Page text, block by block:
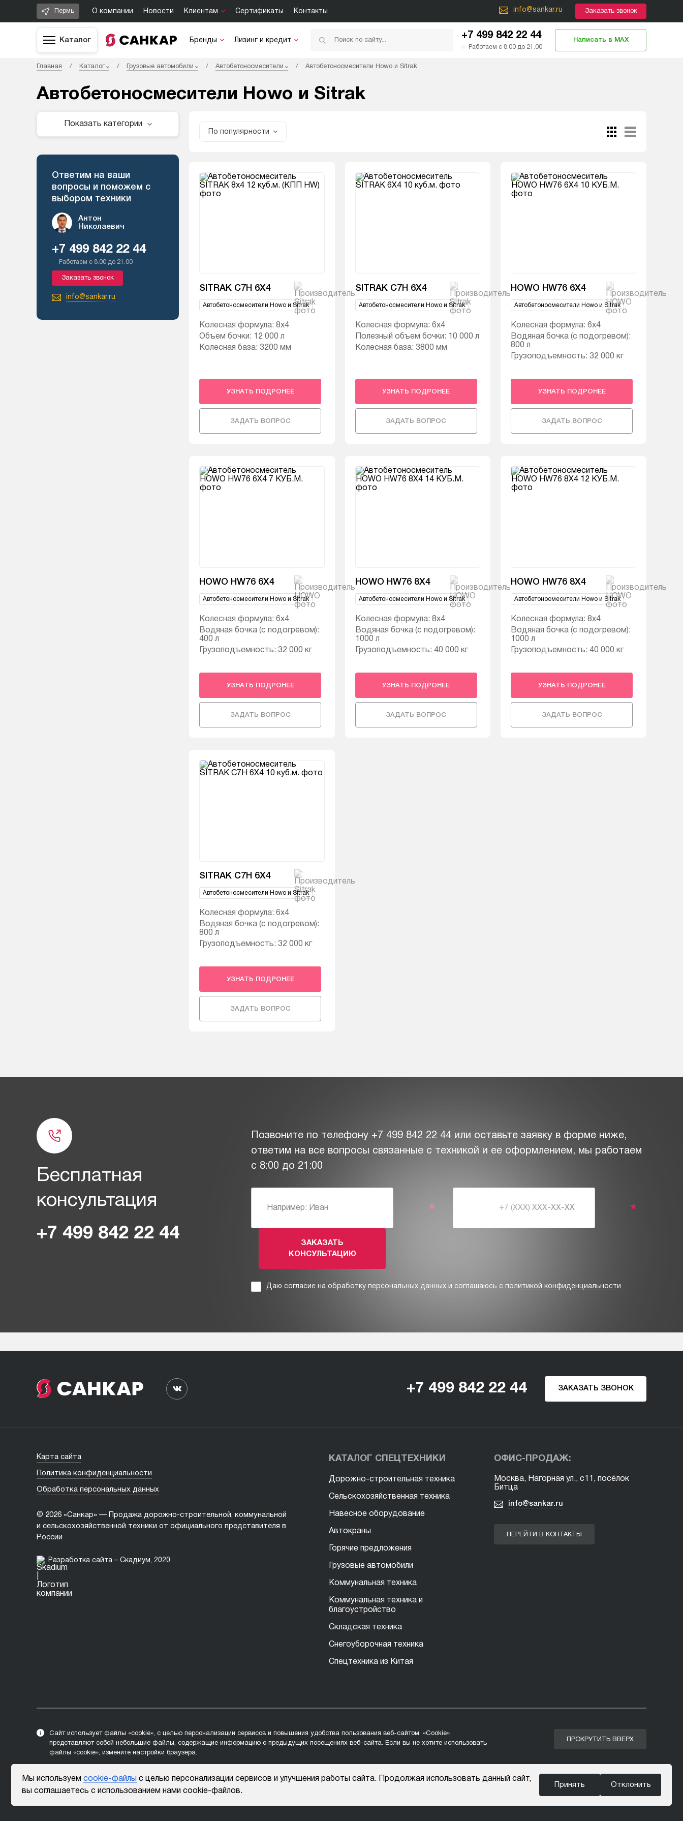
Пермь О компании Новости Клиентам Сертификаты Контакты info@sankar.ru Заказать звонок
Каталог Бренды Лизинг и кредит +7 499 842 22 44
Работаем с 8.00 до 21.00
Написать в MAX
Главная / Каталог / Грузовые автомобили / Автобетоносмесители / Автобетоносмесители Howo и Sitrak
Автобетоносмесители Howo и Sitrak
Показать категории
Ответим на ваши
вопросы и поможем с
выбором техники
Антон
Николаевич
+7 499 842 22 44
Работаем с 8.00 до 21.00
Заказать звонок
info@sankar.ru
По популярности
SITRAK C7H 6X4
Автобетоносмесители Howo и Sitrak
Колесная формула: 8х4
Объем бочки: 12 000 л
Колесная база: 3200 мм
УЗНАТЬ ПОДРОНЕЕ
ЗАДАТЬ ВОПРОС
SITRAK C7H 6X4
Автобетоносмесители Howo и Sitrak
Колесная формула: 6х4
Полезный объем бочки: 10 000 л
Колесная база: 3800 мм
УЗНАТЬ ПОДРОНЕЕ
ЗАДАТЬ ВОПРОС
HOWO HW76 6X4
Автобетоносмесители Howo и Sitrak
Колесная формула: 6х4
Водяная бочка (с подогревом):
800 л
Грузоподъемность: 32 000 кг
УЗНАТЬ ПОДРОНЕЕ
ЗАДАТЬ ВОПРОС
HOWO HW76 6X4
Автобетоносмесители Howo и Sitrak
Колесная формула: 6х4
Водяная бочка (с подогревом):
400 л
Грузоподъемность: 32 000 кг
УЗНАТЬ ПОДРОНЕЕ
ЗАДАТЬ ВОПРОС
HOWO HW76 8X4
Автобетоносмесители Howo и Sitrak
Колесная формула: 8х4
Водяная бочка (с подогревом):
1000 л
Грузоподъемность: 40 000 кг
УЗНАТЬ ПОДРОНЕЕ
ЗАДАТЬ ВОПРОС
HOWO HW76 8X4
Автобетоносмесители Howo и Sitrak
Колесная формула: 8х4
Водяная бочка (с подогревом):
1000 л
Грузоподъемность: 40 000 кг
УЗНАТЬ ПОДРОНЕЕ
ЗАДАТЬ ВОПРОС
SITRAK C7H 6X4
Автобетоносмесители Howo и Sitrak
Колесная формула: 6х4
Водяная бочка (с подогревом):
800 л
Грузоподъемность: 32 000 кг
УЗНАТЬ ПОДРОНЕЕ
ЗАДАТЬ ВОПРОС
Бесплатная
консультация
+7 499 842 22 44
Позвоните по телефону +7 499 842 22 44 или оставьте заявку в форме ниже,
ответим на все вопросы связанные с техникой и ее оформлением, мы работаем
с 8:00 до 21:00
* *
Даю согласие на обработкуперсональных данных и соглашаюсь с политикой конфиденциальности
ЗАКАЗАТЬ
КОНСУЛЬТАЦИЮ
+7 499 842 22 44 ЗАКАЗАТЬ ЗВОНОК
Карта сайта
Политика конфиденциальности
Обработка персональных данных
© 2026 «Санкар» — Продажа дорожно-строительной, коммунальной
и сельскохозяйственной техники от официального представителя в
России
Разработка сайта – Скадиум, 2020
КАТАЛОГ СПЕЦТЕХНИКИ
Дорожно-строительная техника
Сельскохозяйственная техника
Навесное оборудование
Автокраны
Горячие предложения
Грузовые автомобили
Коммунальная техника
Коммунальная техника и
благоустройство
Складская техника
Снегоуборочная техника
Спецтехника из Китая
ОФИС-ПРОДАЖ:
Москва, Нагорная ул., с11, посёлок
Битца
info@sankar.ru
ПЕРЕЙТИ В КОНТАКТЫ
Сайт использует файлы «cookie», с целью персонализации сервисов и повышения удобства пользования веб-сайтом. «Cookie»
представляют собой небольшие файлы, содержащие информацию о предыдущих посещениях веб-сайта. Если вы не хотите использовать
файлы «cookie», измените настройки браузера.
ПРОКРУТИТЬ ВВЕРХ
Мы используем cookie-файлы с целью персонализации сервисов и улучшения работы сайта. Продолжая использовать данный сайт,
вы соглашаетесь с использованием нами cookie-файлов.
Принять Отклонить